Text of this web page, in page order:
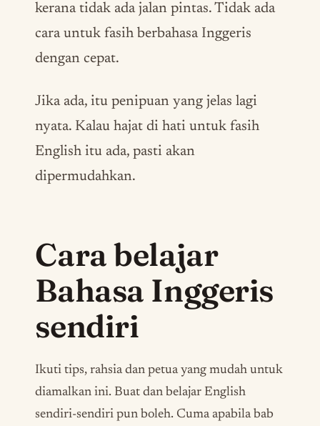
kerana tidak ada jalan pintas. Tidak ada
cara untuk fasih berbahasa Inggeris
dengan cepat.
Jika ada, itu penipuan yang jelas lagi
nyata. Kalau hajat di hati untuk fasih
English itu ada, pasti akan
dipermudahkan.
Cara belajar
Bahasa Inggeris
sendiri
Ikuti tips, rahsia dan petua yang mudah untuk
diamalkan ini. Buat dan belajar English
sendiri-sendiri pun boleh. Cuma apabila bab